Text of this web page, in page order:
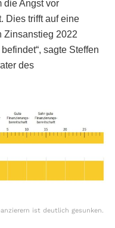
die Angst vor
Dies trifft auf eine
Zinsanstieg 2022
sagte Steffen
des
ist deutlich gesunken.